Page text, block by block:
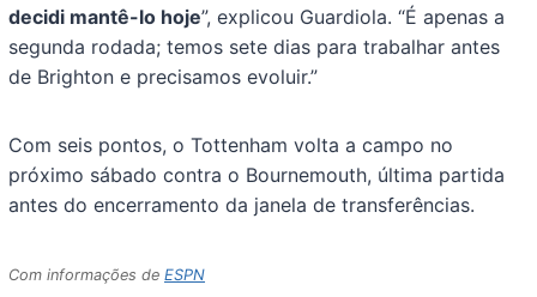
decidi mantê-lo hoje”, explicou Guardiola. “É apenas a
segunda rodada; temos sete dias para trabalhar antes
de Brighton e precisamos evoluir.”
Com seis pontos, o Tottenham volta a campo no
próximo sábado contra o Bournemouth, última partida
antes do encerramento da janela de transferências.
Com informações deESPN